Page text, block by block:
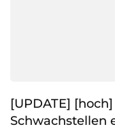
[UPDATE]
Schwachstellen